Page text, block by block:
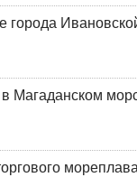
города